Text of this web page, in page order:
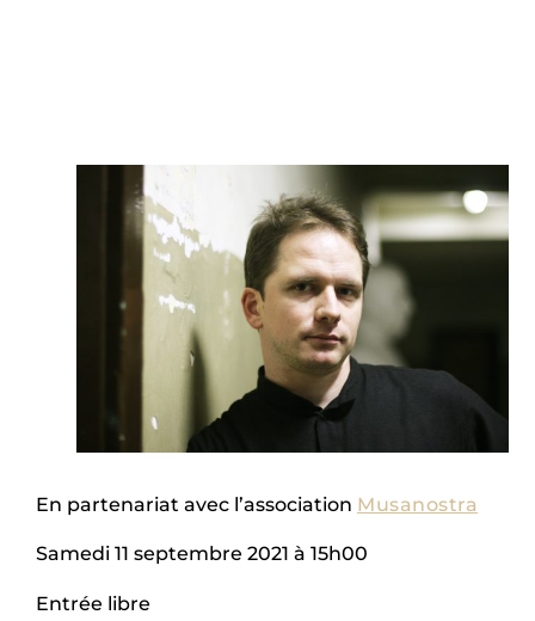
En partenariat avec l’association Musanostra
Samedi 11 septembre 2021 à 15h00
Entrée libre